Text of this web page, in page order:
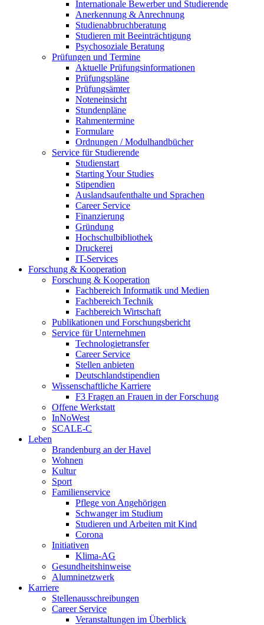
Internationale Bewerber und Studierende
Anerkennung & Anrechnung
Studienabbruchberatung
Studieren mit Beeinträchtigung
Psychosoziale Beratung
Prüfungen und Termine
Aktuelle Prüfungsinformationen
Prüfungspläne
Prüfungsämter
Noteneinsicht
Stundenpläne
Rahmentermine
Formulare
Ordnungen / Modulhandbücher
Service für Studierende
Studienstart
Starting Your Studies
Stipendien
Auslandsaufenthalte und Sprachen
Career Service
Finanzierung
Gründung
Hochschulbibliothek
Druckerei
IT-Services
Forschung & Kooperation
Forschung & Kooperation
Fachbereich Informatik und Medien
Fachbereich Technik
Fachbereich Wirtschaft
Publikationen und Forschungsbericht
Service für Unternehmen
Technologietransfer
Career Service
Stellen anbieten
Deutschlandstipendien
Wissenschaftliche Karriere
F3 Fragen an Frauen in der Forschung
Offene Werkstatt
InNoWest
SCALE-C
Leben
Brandenburg an der Havel
Wohnen
Kultur
Sport
Familienservice
Pflege von Angehörigen
Schwanger im Studium
Studieren und Arbeiten mit Kind
Corona
Initiativen
Klima-AG
Gesundheitshinweise
Alumninetzwerk
Karriere
Stellenausschreibungen
Career Service
Veranstaltungen im Überblick